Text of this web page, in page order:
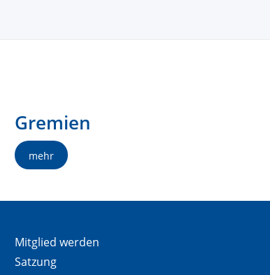
Gremien
mehr
Mitglied werden
Satzung